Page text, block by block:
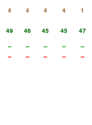
4 4 4 4
1
49 46 45 45
47
-- -- -- --
--
-- -- -- -- --